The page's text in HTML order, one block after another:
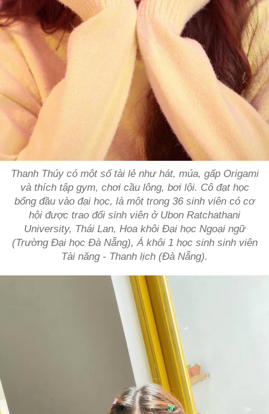
Thanh Thúy có một số tài lẻ như hát, múa, gấp Origami
và thích tập gym, chơi cầu lông, bơi lội. Cô đạt học
bổng đầu vào đại học, là một trong 36 sinh viên có cơ
hội được trao đổi sinh viên ở Ubon Ratchathani
University, Thái Lan, Hoa khôi Đại học Ngoại ngữ
(Trường Đại học Đà Nẵng), Á khôi 1 học sinh sinh viên
Tài năng - Thanh lịch (Đà Nẵng).